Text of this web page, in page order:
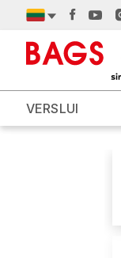
VERSLUI